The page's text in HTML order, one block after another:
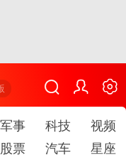
军事 科技
视频
股票 汽车
星座